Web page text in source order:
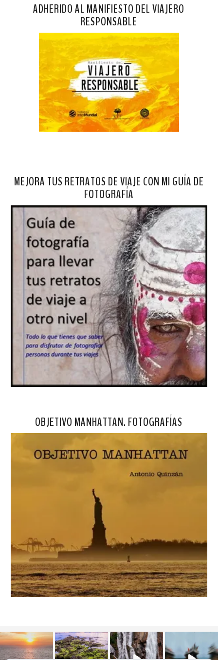
ADHERIDO AL MANIFIESTO DEL VIAJERO
RESPONSABLE
MEJORA TUS RETRATOS DE VIAJE CON MI GUÍA DE
FOTOGRAFÍA
OBJETIVO MANHATTAN. FOTOGRAFÍAS